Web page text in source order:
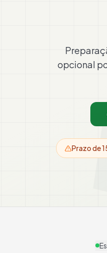
opcional
Prazo de